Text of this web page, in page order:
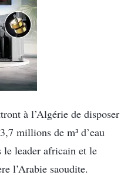
à l’Algérie de disposer
millions de m³ d’eau
le leader africain et le
l’Arabie saoudite.